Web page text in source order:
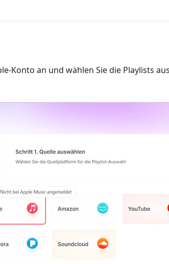
Konto an und wählen Sie die Playlists